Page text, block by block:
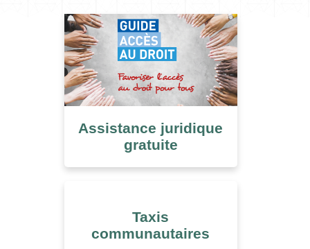
Assistance juridique
gratuite
Taxis
communautaires